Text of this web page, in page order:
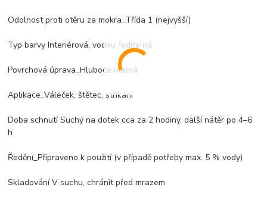
Odolnost proti otěru za mokra_Třída 1 (nejvyšší)
Typ barvy Interiérová, vodou ředitelná
Povrchová úprava_Hluboce matná
Aplikace_Váleček, štětec, stříkání
Doba schnutí Suchý na dotek cca za 2 hodiny, další nátěr po 4–6
h
Ředění_Připraveno k použití (v případě potřeby max. 5 % vody)
Skladování V suchu, chránit před mrazem